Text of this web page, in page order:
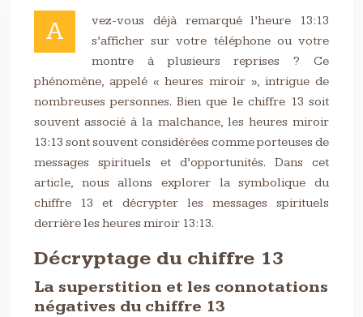
A
vez-vous déjà remarqué l’heure 13:13
s’afficher sur votre téléphone ou votre
montre à plusieurs reprises ? Ce
phénomène, appelé « heures miroir », intrigue de
nombreuses personnes. Bien que le chiffre 13 soit
souvent associé à la malchance, les heures miroir
13:13 sont souvent considérées comme porteuses de
messages spirituels et d’opportunités. Dans cet
article, nous allons explorer la symbolique du
chiffre 13 et décrypter les messages spirituels
derrière les heures miroir 13:13.
Décryptage du chiffre 13
La superstition et les connotations
négatives du chiffre 13